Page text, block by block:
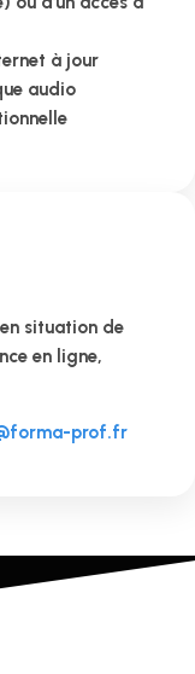
à jour
audio
situation de
en ligne,
prof.fr